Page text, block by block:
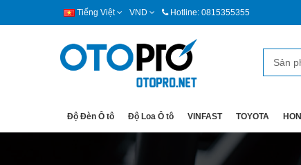
Tiếng Việt VND Hotline: 0815355355
Độ Đèn Ô tô Độ Loa Ô tô VINFAST TOYOTA